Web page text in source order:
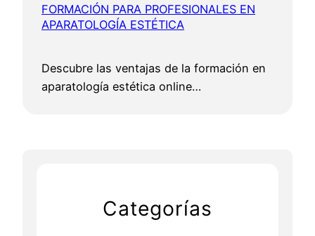
FORMACIÓN PARA PROFESIONALES EN
APARATOLOGÍA ESTÉTICA
Descubre las ventajas de la formación en
aparatología estética online…
Categorías